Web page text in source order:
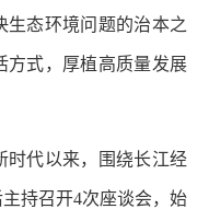
生态环境问题的治本之
方式，厚植高质量发展
代以来，围绕长江经
持召开4次座谈会，始